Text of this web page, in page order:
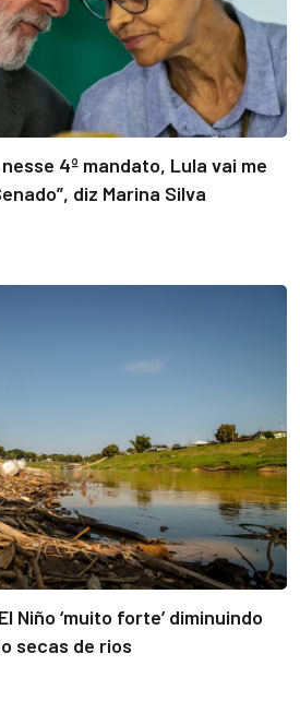
4º mandato, Lula vai me
diz Marina Silva
Niño ‘muito forte’ diminuindo
secas de rios